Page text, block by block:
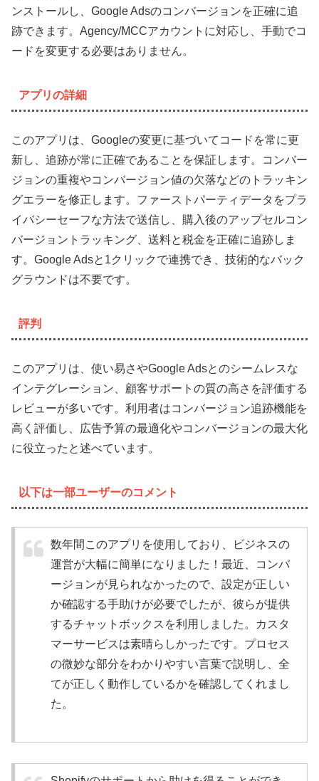
ンストールし、Google Adsのコンバージョンを正確に追
跡できます。Agency/MCCアカウントに対応し、手動でコ
ードを変更する必要はありません。
アプリの詳細
このアプリは、Googleの変更に基づいてコードを常に更
新し、追跡が常に正確であることを保証します。コンバー
ジョンの重複やコンバージョン値の欠落などのトラッキン
グエラーを修正します。ファーストパーティデータをプラ
イバシーセーフな方法で送信し、購入後のアップセルコン
バージョントラッキング、送料と税金を正確に追跡しま
す。Google Adsと1クリックで連携でき、技術的なバック
グラウンドは不要です。
評判
このアプリは、使い易さやGoogle Adsとのシームレスな
インテグレーション、顧客サポートの質の高さを評価する
レビューが多いです。利用者はコンバージョン追跡機能を
高く評価し、広告予算の最適化やコンバージョンの最大化
に役立ったと述べています。
以下は一部ユーザーのコメント
数年間このアプリを使用しており、ビジネスの
運営が大幅に簡単になりました！最近、コンバ
ージョンが見られなかったので、設定が正しい
か確認する手助けが必要でしたが、彼らが提供
するチャットボックスを利用しました。カスタ
マーサービスは素晴らしかったです。プロセス
の微妙な部分をわかりやすい言葉で説明し、全
てが正しく動作しているかを確認してくれまし
た。